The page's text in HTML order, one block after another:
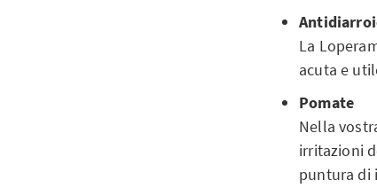
La
acuta e
Pomate
Nella
irritazioni
puntura di